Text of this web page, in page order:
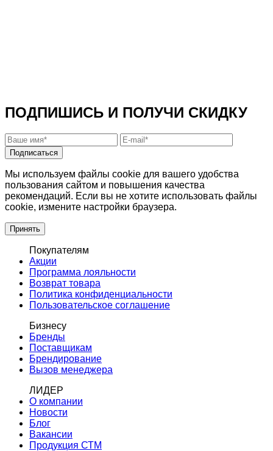
ПОДПИШИСЬ И ПОЛУЧИ СКИДКУ
Подписаться
Мы используем файлы cookie для вашего удобства
пользования сайтом и повышения качества
рекомендаций. Если вы не хотите использовать файлы
cookie, измените настройки браузера.
Принять
Покупателям
Акции
Программа лояльности
Возврат товара
Политика конфиденциальности
Пользовательское соглашение
Бизнесу
Бренды
Поставщикам
Брендирование
Вызов менеджера
ЛИДЕР
О компании
Новости
Блог
Вакансии
Продукция СТМ